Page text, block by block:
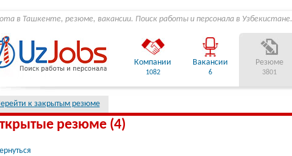
в Ташкенте, резюме, вакансии. Поиск работы и персонала в Узбекистане.
Компании
1082
Вакансии
6
Резюме
3801
к закрытым резюме
резюме (4)